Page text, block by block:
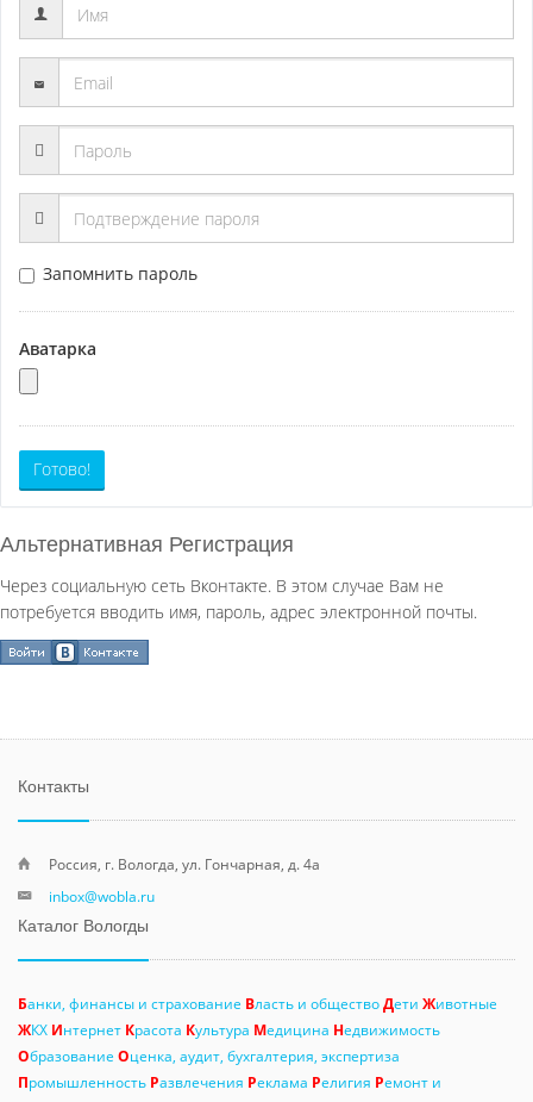
Запомнить пароль
Аватарка
Готово!
Альтернативная Регистрация
Через социальную сеть Вконтакте. В этом случае Вам не
потребуется вводить имя, пароль, адрес электронной почты.
Контакты
Россия, г. Вологда, ул. Гончарная, д. 4а
inbox@wobla.ru
Каталог Вологды
Банки, финансы и страхование Власть и обществоДети Животные
ЖКХ Интернет Красота Культура Медицина Недвижимость
Образование Оценка, аудит, бухгалтерия, экспертиза
Промышленность Развлечения Реклама Религия Ремонт и